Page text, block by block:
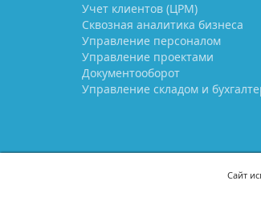
Учет клиентов (ЦРМ)
Сквозная аналитика бизнеса
Управление персоналом
Управление проектами
Документооборот
Управление складом и
Сайт